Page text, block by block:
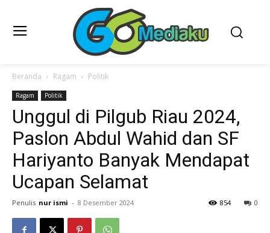
Beranda Ragam Politik
Ragam Politik
Unggul di Pilgub Riau 2024,
Paslon Abdul Wahid dan SF
Hariyanto Banyak Mendapat
Ucapan Selamat
Penulis nur ismi - 8 Desember 2024 0
854